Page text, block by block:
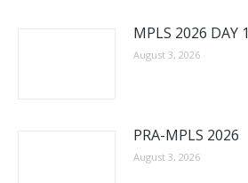
MPLS 2026 DAY 1
August 3, 2026
PRA-MPLS 2026
August 3, 2026